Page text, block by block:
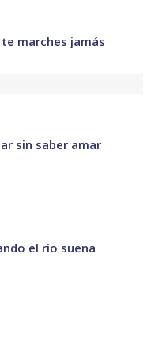
marches jamás
sin saber amar
el río suena